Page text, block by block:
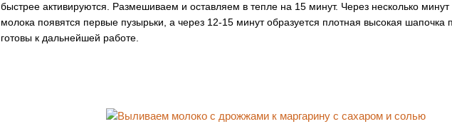
быстрее активируются. Размешиваем и оставляем в тепле на 15 минут. Через несколько минут
молока появятся первые пузырьки, а через 12-15 минут образуется плотная высокая
готовы к дальнейшей работе.